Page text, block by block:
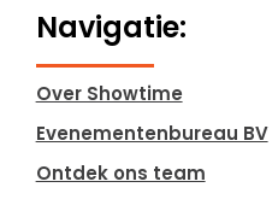
Navigatie:
Over Showtime
Evenementenbureau BV
Ontdek ons team